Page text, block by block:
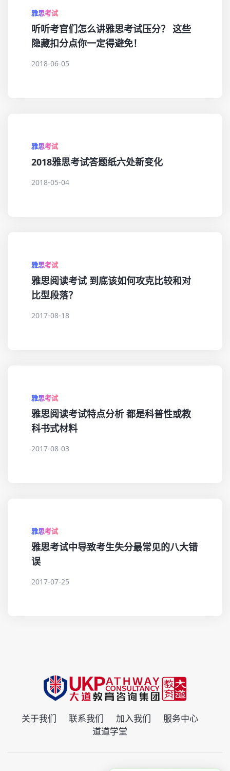
雅思考试
听听考官们怎么讲雅思考试压分？ 这些
隐藏扣分点你一定得避免！
2018-06-05
雅思考试
2018雅思考试答题纸六处新变化
2018-05-04
雅思考试
雅思阅读考试 到底该如何攻克比较和对
比型段落？
2017-08-18
雅思考试
雅思阅读考试特点分析 都是科普性或教
科书式材料
2017-08-03
雅思考试
雅思考试中导致考生失分最常见的八大错
误
2017-07-25
关于我们 联系我们 加入我们
服务中心
道道学堂